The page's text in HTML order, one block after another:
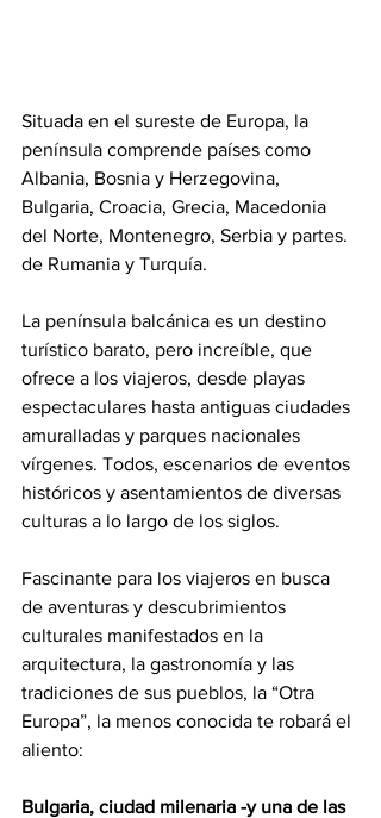
Situada en el sureste de Europa, la
península comprende países como
Albania, Bosnia y Herzegovina,
Bulgaria, Croacia, Grecia, Macedonia
del Norte, Montenegro, Serbia y partes.
de Rumania y Turquía.
La península balcánica es un destino
turístico barato, pero increíble, que
ofrece a los viajeros, desde playas
espectaculares hasta antiguas ciudades
amuralladas y parques nacionales
vírgenes. Todos, escenarios de eventos
históricos y asentamientos de diversas
culturas a lo largo de los siglos.
Fascinante para los viajeros en busca
de aventuras y descubrimientos
culturales manifestados en la
arquitectura, la gastronomía y las
tradiciones de sus pueblos, la “Otra
Europa”, la menos conocida te robará el
aliento:
Bulgaria, ciudad milenaria -y una de las